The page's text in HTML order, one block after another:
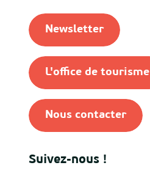
Newsletter
L'office de tourisme
Nous contacter
Suivez-nous !